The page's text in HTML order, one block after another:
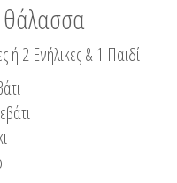
θάλασσα
ή 2 Ενήλικες & 1 Παιδί